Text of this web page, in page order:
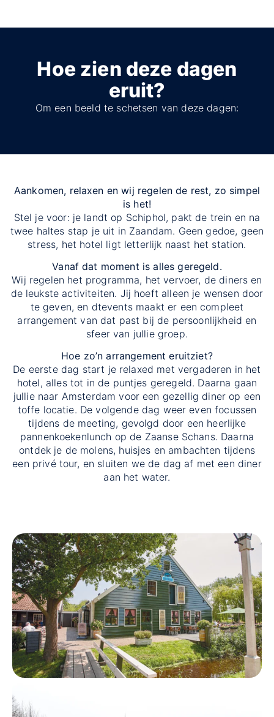
Hoe zien deze dagen
eruit?
Om een beeld te schetsen van deze dagen:
Aankomen, relaxen en wij regelen de rest, zo simpel
is het!
Stel je voor: je landt op Schiphol, pakt de trein en na
twee haltes stap je uit in Zaandam. Geen gedoe, geen
stress, het hotel ligt letterlijk naast het station.
Vanaf dat moment is alles geregeld.
Wij regelen het programma, het vervoer, de diners en
de leukste activiteiten. Jij hoeft alleen je wensen door
te geven, en dtevents maakt er een compleet
arrangement van dat past bij de persoonlijkheid en
sfeer van jullie groep.
Hoe zo’n arrangement eruitziet?
De eerste dag start je relaxed met vergaderen in het
hotel, alles tot in de puntjes geregeld. Daarna gaan
jullie naar Amsterdam voor een gezellig diner op een
toffe locatie. De volgende dag weer even focussen
tijdens de meeting, gevolgd door een heerlijke
pannenkoekenlunch op de Zaanse Schans. Daarna
ontdek je de molens, huisjes en ambachten tijdens
een privé tour, en sluiten we de dag af met een diner
aan het water.